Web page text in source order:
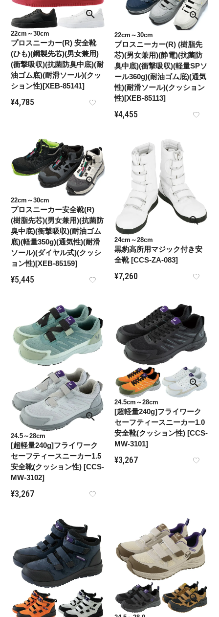
22cm～30cm
プロスニーカー(R) 安全靴
(ひも)(鋼製先芯)(男女兼用)
(衝撃吸収)(抗菌防臭中底)(耐
油ゴム底)(耐滑ソール)(クッ
ション性)[XEB-85141]
¥4,785
22cm～30cm
プロスニーカー(R) (樹脂先
芯)(男女兼用)(静電)(抗菌防
臭中底)(衝撃吸収)(軽量SPソ
ール360g)(耐油ゴム底)(通気
性)(耐滑ソール)(クッション
性)[XEB-85113]
¥4,455
22cm～30cm
プロスニーカー安全靴(R)
(樹脂先芯)(男女兼用)(抗菌防
臭中底)(衝撃吸収)(耐油ゴム
底)(軽量350g)(通気性)(耐滑
ソール)(ダイヤル式)(クッシ
ョン性)[XEB-85159]
¥5,445
24cm～28cm
黒豹高所用マジック付き安
全靴 [CCS-ZA-083]
¥7,260
24.5～28cm
[超軽量240g]フライワーク
セーフティースニーカー1.5
安全靴(クッション性) [CCS-
MW-3102]
¥3,267
24.5cm～28cm
[超軽量240g]フライワーク
セーフティースニーカー1.0
安全靴(クッション性) [CCS-
MW-3101]
¥3,267